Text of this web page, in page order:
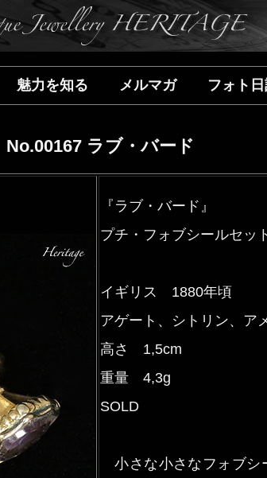
魅力を知る メルマガ フォト
No.00167 ラブ・バード
『ラブ・バード』
プチ・フォブシールセッ
イギリス 1880年頃
アゲート、シトリン、ア
高さ 1,5cm
重量 4,3g
SOLD
小さな小さなフォブシ